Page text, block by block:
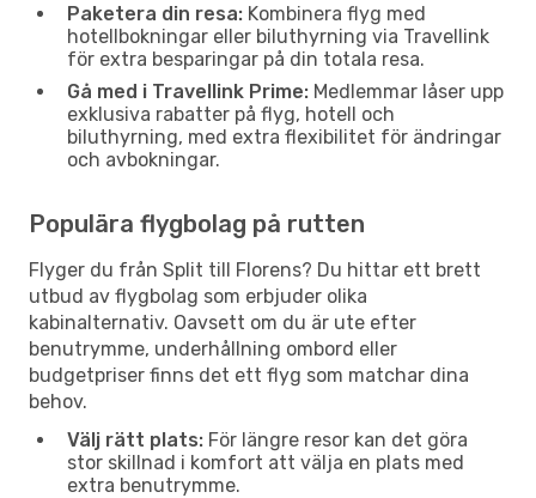
Paketera din resa: Kombinera flyg med
hotellbokningar eller biluthyrning via Travellink
för extra besparingar på din totala resa.
Gå med i Travellink Prime: Medlemmar låser upp
exklusiva rabatter på flyg, hotell och
biluthyrning, med extra flexibilitet för ändringar
och avbokningar.
Populära flygbolag på rutten
Flyger du från Split till Florens? Du hittar ett brett
utbud av flygbolag som erbjuder olika
kabinalternativ. Oavsett om du är ute efter
benutrymme, underhållning ombord eller
budgetpriser finns det ett flyg som matchar dina
behov.
Välj rätt plats: För längre resor kan det göra
stor skillnad i komfort att välja en plats med
extra benutrymme.